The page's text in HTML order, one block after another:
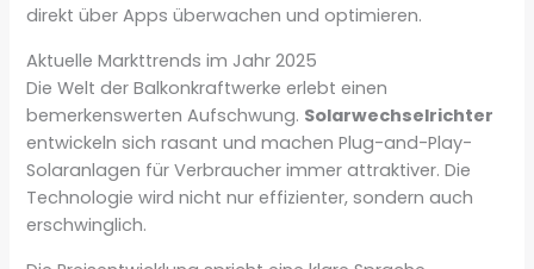
direkt über Apps überwachen und optimieren.
Aktuelle Markttrends im Jahr 2025
Die Welt der Balkonkraftwerke erlebt einen
bemerkenswerten Aufschwung. Solarwechselrichter
entwickeln sich rasant und machen Plug-and-Play-
Solaranlagen für Verbraucher immer attraktiver. Die
Technologie wird nicht nur effizienter, sondern auch
erschwinglich.